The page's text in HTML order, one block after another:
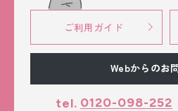
ご利用ガイド
Webからのお
tel. 0120-098-252